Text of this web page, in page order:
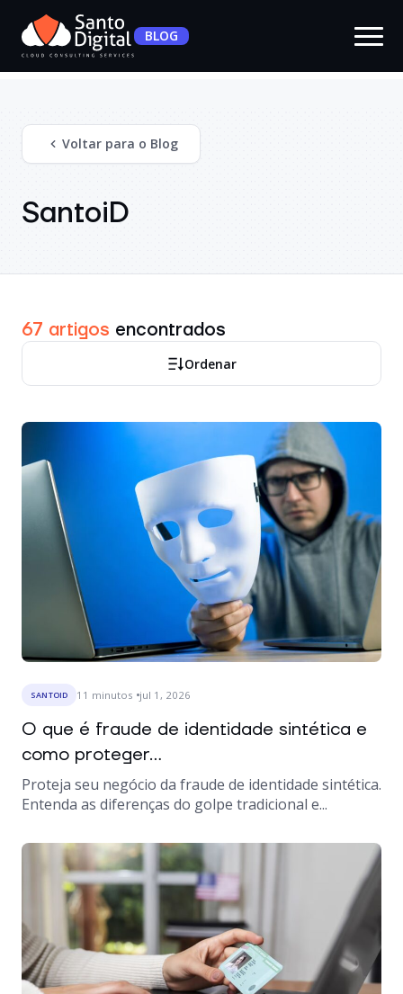
BLOG
Voltar para o Blog
SantoiD
67 artigos encontrados
Ordenar
SANTOID 11 minutos jul 1, 2026
O que é fraude de identidade sintética e
como proteger...
Proteja seu negócio da fraude de identidade sintética.
Entenda as diferenças do golpe tradicional e...